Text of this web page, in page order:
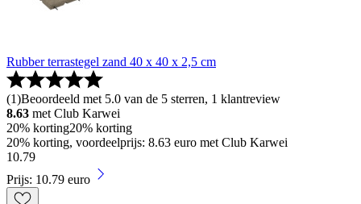
Rubber terrastegel zand 40 x 40 x 2,5 cm
(1)Beoordeeld met 5.0 van de 5 sterren, 1 klantreview
8.63 met Club Karwei
20% korting20% korting
20% korting, voordeelprijs: 8.63 euro met Club Karwei
10.79
Prijs: 10.79 euro